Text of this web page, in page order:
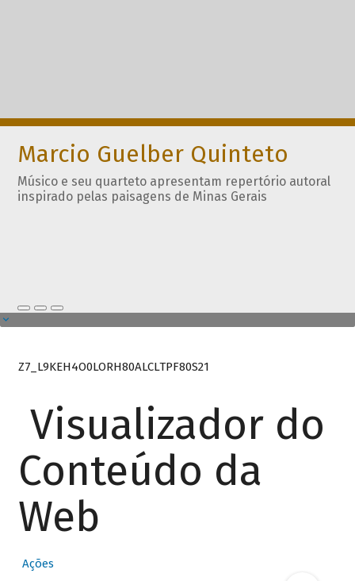
Marcio Guelber Quinteto
Músico e seu quarteto apresentam repertório autoral
inspirado pelas paisagens de Minas Gerais
Z7_L9KEH4O0LORH80ALCLTPF80S21
Visualizador do
Conteúdo da
Web
Ações